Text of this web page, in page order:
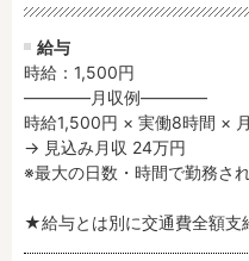
給与
時給：1,500円
――――月収例――――
時給1,500円 × 実働8時間 ×
→ 見込み月収 24万円
※最大の日数・時間で勤務さ
★給与とは別に交通費全額支
小規模認可保育園
病院内保育所
学童保育施設
子育て支援センター
放課後等デイサービ
ス
その他施設